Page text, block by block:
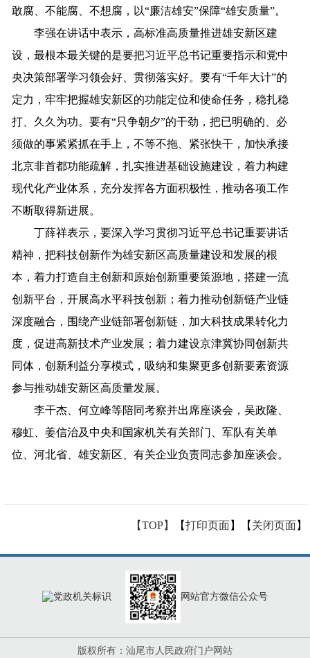
敢腐、不能腐、不想腐，以“廉洁雄安”保障“雄安质量”。
李强在讲话中表示，高标准高质量推进雄安新区建
设，最根本最关键的是要把习近平总书记重要指示和党中
央决策部署学习领会好、贯彻落实好。要有“千年大计”的
定力，牢牢把握雄安新区的功能定位和使命任务，稳扎稳
打、久久为功。要有“只争朝夕”的干劲，把已明确的、必
须做的事紧紧抓在手上，不等不拖、紧张快干，加快承接
北京非首都功能疏解，扎实推进基础设施建设，着力构建
现代化产业体系，充分发挥各方面积极性，推动各项工作
不断取得新进展。
丁薛祥表示，要深入学习贯彻习近平总书记重要讲话
精神，把科技创新作为雄安新区高质量建设和发展的根
本，着力打造自主创新和原始创新重要策源地，搭建一流
创新平台，开展高水平科技创新；着力推动创新链产业链
深度融合，围绕产业链部署创新链，加大科技成果转化力
度，促进高新技术产业发展；着力建设京津冀协同创新共
同体，创新利益分享模式，吸纳和集聚更多创新要素资源
参与推动雄安新区高质量发展。
李干杰、何立峰等陪同考察并出席座谈会，吴政隆、
穆虹、姜信治及中央和国家机关有关部门、军队有关单
位、河北省、雄安新区、有关企业负责同志参加座谈会。
【TOP】 【打印页面】【 关闭页面】
网站官方微信公众号
版权所有：汕尾市人民政府门户网站